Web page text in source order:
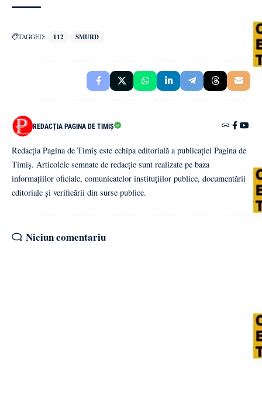
TAGGED: 112 SMURD
REDACȚIA PAGINA DE TIMIȘ
Redacția Pagina de Timiș este echipa editorială a publicației Pagina de
Timiș. Articolele semnate de redacție sunt realizate pe baza
informațiilor oficiale, comunicatelor instituțiilor publice, documentării
editoriale și verificării din surse publice.
Niciun comentariu